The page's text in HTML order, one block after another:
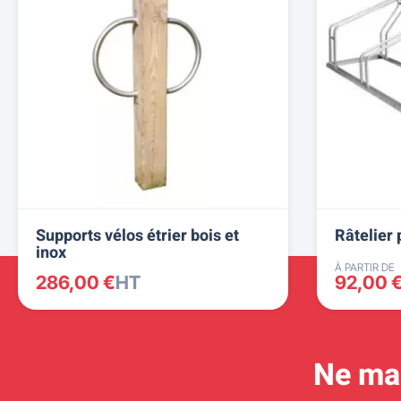
Supports vélos étrier bois et
inox
286,00 €HT
Râtelier
À PARTIR DE
92,00
Ne